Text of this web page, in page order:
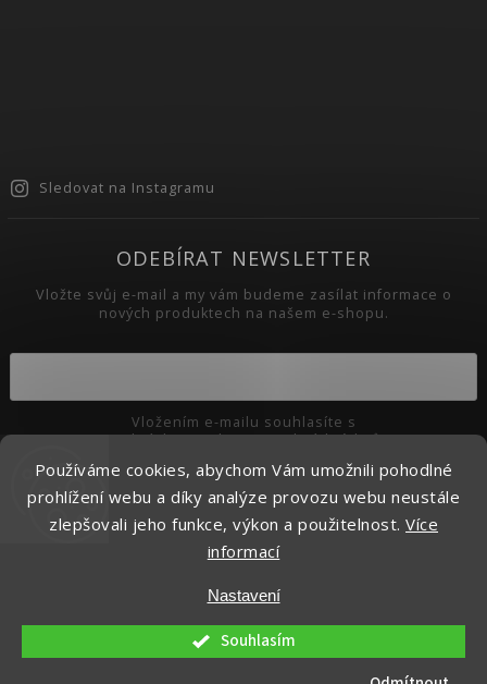
Používáme cookies, abychom Vám umožnili pohodlné
prohlížení webu a díky analýze provozu webu neustále
zlepšovali jeho funkce, výkon a použitelnost. Více
informací
Nastavení
Souhlasím
Sledovat na Instagramu
ODEBÍRAT NEWSLETTER
Vložte svůj e-mail a my vám budeme zasílat informace o
nových produktech na našem e-shopu.
podmínkami ochrany osobních údajů
Přihlásit se
Upravit nastavení cookies
Shoptet| Design